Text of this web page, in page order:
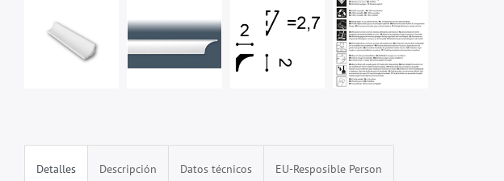
Detalles Descripción Datos técnicos EU-Resposible Person